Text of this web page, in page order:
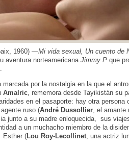
1960) —Mi vida sexual, Un cuento de
aventura norteamericana Jimmy P que
por la nostalgia en la que el
Amalric , rememora desde Tayikistán su
en el pasaporte: hay otra persona
ruso (André Dussollier , el
junto a su madre enloquecida, sus
a un muchacho miembro de la
Esther (Lou Roy-Lecollinet , una actriz